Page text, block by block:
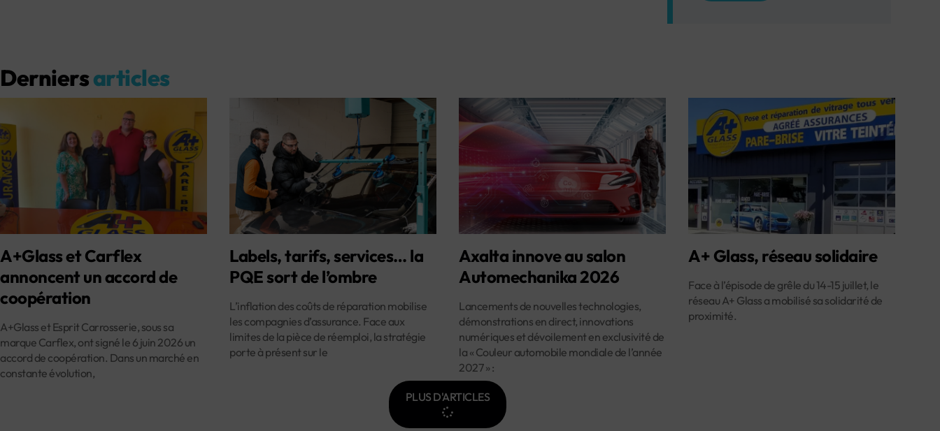
Derniersarticles
A+Glass et Carflex
annoncent un accord de
coopération
A+Glass et Esprit Carrosserie, sous sa
marque Carflex, ont signé le 6 juin 2026 un
accord de coopération. Dans un marché en
constante évolution,
Labels, tarifs, services… la
PQE sort de l’ombre
L’inflation des coûts de réparation mobilise
les compagnies d’assurance. Face aux
limites de la pièce de réemploi, la stratégie
porte à présent sur le
Axalta innove au salon
Automechanika 2026
Lancements de nouvelles technologies,
démonstrations en direct, innovations
numériques et dévoilement en exclusivité de
la « Couleur automobile mondiale de l’année
2027 » :
A+ Glass, réseau solidaire
Face à l’épisode de grêle du 14-15 juillet, le
réseau A+ Glass a mobilisé sa solidarité de
proximité.
PLUS D'ARTICLES